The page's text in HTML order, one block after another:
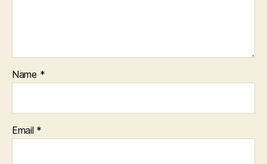
Name *
Email *